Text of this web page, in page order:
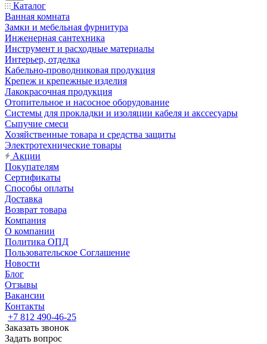
Каталог
Ванная комната
Замки и мебельная фурнитура
Инженерная сантехника
Инструмент и расходные материалы
Интерьер, отделка
Кабельно-проводниковая продукция
Крепеж и крепежные изделия
Лакокрасочная продукция
Отопительное и насосное оборудование
Системы для прокладки и изоляции кабеля и акссесуары
Сыпучие смеси
Хозяйственные товара и средства защиты
Электротехнические товары
Акции
Покупателям
Сертификаты
Способы оплаты
Доставка
Возврат товара
Компания
О компании
Политика ОПД
Пользовательское Соглашение
Новости
Блог
Отзывы
Вакансии
Контакты
+7 812 490-46-25
Заказать звонок
Задать вопрос